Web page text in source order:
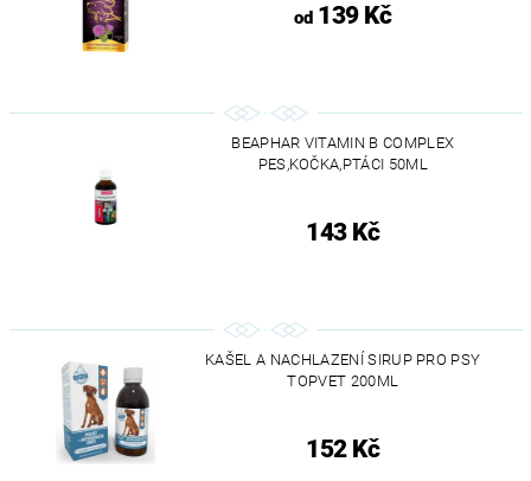
od139 Kč
BEAPHAR VITAMIN B COMPLEX
PES,KOČKA,PTÁCI 50ML
143 Kč
KAŠEL A NACHLAZENÍ SIRUP PRO PSY
TOPVET 200ML
152 Kč